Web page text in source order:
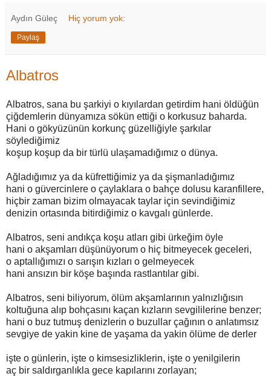
Aydın Güleç Hiç yorum yok:
Paylaş
Albatros
Albatros, sana bu şarkiyi o kıyılardan getirdim hani öldüğün
çiğdemlerin dünyamıza sökün ettiği o korkusuz baharda.
Hani o gökyüzünün korkunç güzelliğiyle şarkılar
söylediğimiz
koşup koşup da bir türlü ulaşamadığımız o dünya.
Ağladığımız ya da küfrettiğimiz ya da şişmanladığımız
hani o güvercinlere o çaylaklara o bahçe dolusu karanfillere,
hiçbir zaman bizim olmayacak taylar için sevindiğimiz
denizin ortasında bitirdiğimiz o kavgalı günlerde.
Albatros, seni andıkça koşu atları gibi ürkeğim öyle
hani o akşamları düşünüyorum o hiç bitmeyecek geceleri,
o aptallığımızı o sarışın kızları o gelmeyecek
hani ansızın bir köşe başında rastlantılar gibi.
Albatros, seni biliyorum, ölüm akşamlarının yalnızlığısın
koltuğuna alıp bohçasını kaçan kızların sevgililerine benzer;
hani o buz tutmuş denizlerin o buzullar çağının o anlatımsız
sevgiye de yakin kine de yaşama da yakin ölüme de derler
işte o günlerin, işte o kimsesizliklerin, işte o yenilgilerin
aç bir saldırganlıkla gece kapılarını zorlayan;